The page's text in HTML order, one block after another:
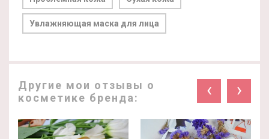
Увлажняющая маска для лица
Другие мои отзывы о
косметике бренда:
‹ ›